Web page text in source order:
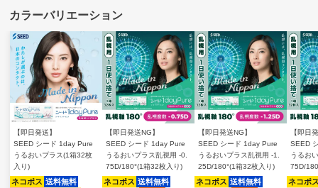
【即日発送】
SEED シード 1day Pure
うるおいプラス(1箱32枚
入り)
ネコポス 送料無料
【即日発送NG】
SEED シード 1day Pure
うるおいプラス乱視用 -0.
75D/180°(1箱32枚入り)
ネコポス 送料無料
【即日発送NG】
SEED シード 1day Pure
うるおいプラス乱視用 -1.
25D/180°(1箱32枚入り)
ネコポス 送料無料
【即日
SEED
うるお
75D/
ネコポ